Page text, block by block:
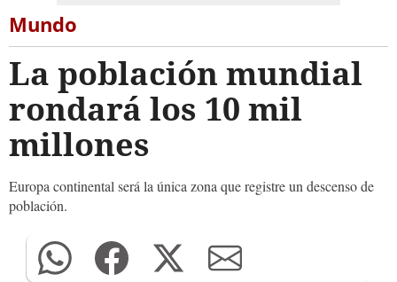
Mundo
La población mundial
rondará los 10 mil
millones
Europa continental será la única zona que registre un descenso de
población.